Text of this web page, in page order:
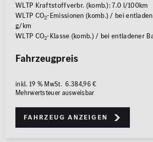
WLTP Kraftstoffverbr. (komb.): 7.0 l/100km
WLTP CO2-Emissionen (komb.) / bei
g/km
WLTP CO2-Klasse (komb.) / bei entladener
Fahrzeugpreis
inkl. 19 % MwSt. 6.384,96 €
Mehrwertsteuer ausweisbar
Fahrzeug anzeigen